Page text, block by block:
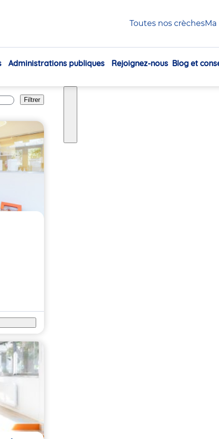
Toutes nos crèches
Navigation
Administrations publiques Rejoignez-nous Blog et
Filtrer